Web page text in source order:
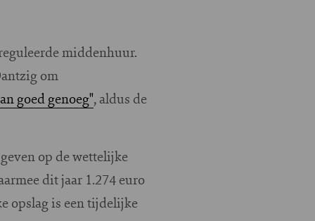
middenhuur.
om
goed genoeg", aldus de
op de wettelijke
dit jaar 1.274 euro
opslag is een tijdelijke